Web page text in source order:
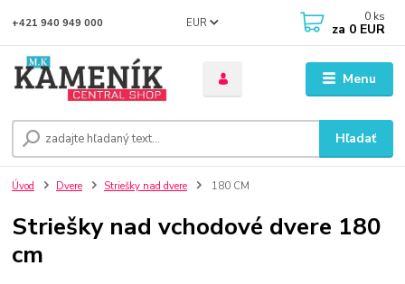
Menu
EUR
Hľadať
+421 940 949 000 0 ks
za 0 EUR
Úvod Dvere Striešky nad dvere 180 CM
Striešky nad vchodové dvere 180
cm